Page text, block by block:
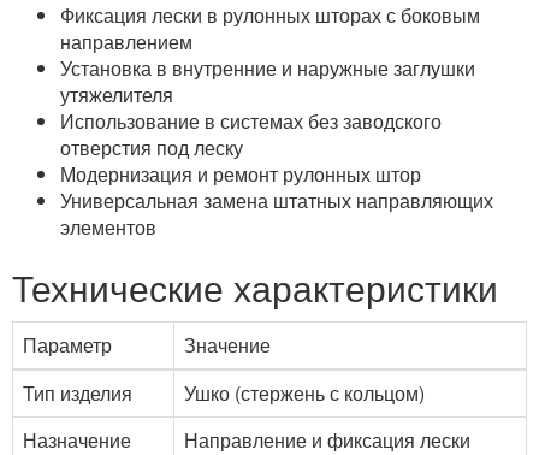
Фиксация лески в рулонных шторах с боковым
направлением
Установка в внутренние и наружные заглушки
утяжелителя
Использование в системах без заводского
отверстия под леску
Модернизация и ремонт рулонных штор
Универсальная замена штатных направляющих
элементов
Технические характеристики
Параметр
Значение
Тип изделия
Ушко (стержень с кольцом)
Назначение
Направление и фиксация лески